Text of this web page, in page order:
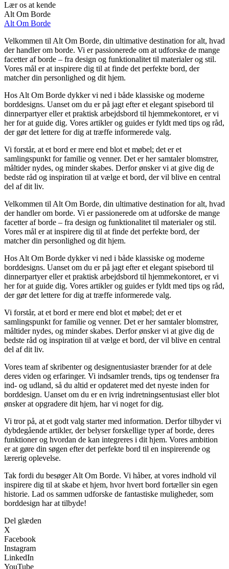
Lær os at kende
Alt Om Borde
Alt Om Borde
Velkommen til Alt Om Borde, din ultimative destination for alt, hvad
der handler om borde. Vi er passionerede om at udforske de mange
facetter af borde – fra design og funktionalitet til materialer og stil.
Vores mål er at inspirere dig til at finde det perfekte bord, der
matcher din personlighed og dit hjem.
Hos Alt Om Borde dykker vi ned i både klassiske og moderne
borddesigns. Uanset om du er på jagt efter et elegant spisebord til
dinnerpartyer eller et praktisk arbejdsbord til hjemmekontoret, er vi
her for at guide dig. Vores artikler og guides er fyldt med tips og råd,
der gør det lettere for dig at træffe informerede valg.
Vi forstår, at et bord er mere end blot et møbel; det er et
samlingspunkt for familie og venner. Det er her samtaler blomstrer,
måltider nydes, og minder skabes. Derfor ønsker vi at give dig de
bedste råd og inspiration til at vælge et bord, der vil blive en central
del af dit liv.
Velkommen til Alt Om Borde, din ultimative destination for alt, hvad
der handler om borde. Vi er passionerede om at udforske de mange
facetter af borde – fra design og funktionalitet til materialer og stil.
Vores mål er at inspirere dig til at finde det perfekte bord, der
matcher din personlighed og dit hjem.
Hos Alt Om Borde dykker vi ned i både klassiske og moderne
borddesigns. Uanset om du er på jagt efter et elegant spisebord til
dinnerpartyer eller et praktisk arbejdsbord til hjemmekontoret, er vi
her for at guide dig. Vores artikler og guides er fyldt med tips og råd,
der gør det lettere for dig at træffe informerede valg.
Vi forstår, at et bord er mere end blot et møbel; det er et
samlingspunkt for familie og venner. Det er her samtaler blomstrer,
måltider nydes, og minder skabes. Derfor ønsker vi at give dig de
bedste råd og inspiration til at vælge et bord, der vil blive en central
del af dit liv.
Vores team af skribenter og designentusiaster brænder for at dele
deres viden og erfaringer. Vi indsamler trends, tips og tendenser fra
ind- og udland, så du altid er opdateret med det nyeste inden for
borddesign. Uanset om du er en ivrig indretningsentusiast eller blot
ønsker at opgradere dit hjem, har vi noget for dig.
Vi tror på, at et godt valg starter med information. Derfor tilbyder vi
dybdegående artikler, der belyser forskellige typer af borde, deres
funktioner og hvordan de kan integreres i dit hjem. Vores ambition
er at gøre din søgen efter det perfekte bord til en inspirerende og
lærerig oplevelse.
Tak fordi du besøger Alt Om Borde. Vi håber, at vores indhold vil
inspirere dig til at skabe et hjem, hvor hvert bord fortæller sin egen
historie. Lad os sammen udforske de fantastiske muligheder, som
borddesign har at tilbyde!
Del glæden
X
Facebook
Instagram
LinkedIn
YouTube